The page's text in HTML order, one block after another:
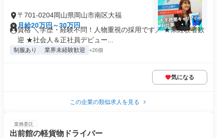
〒701-0204岡山県岡山市南区大福
月給20万円～30万円
資格 ＼学歴・経験不問！人物重視の採用です／ ★未経験者歓
迎 ★社会人＆正社員デビュー...
制服あり 業界未経験歓迎 +26個
気になる
この企業の類似求人を見る
業務委託
出前館の軽貨物ドライバー